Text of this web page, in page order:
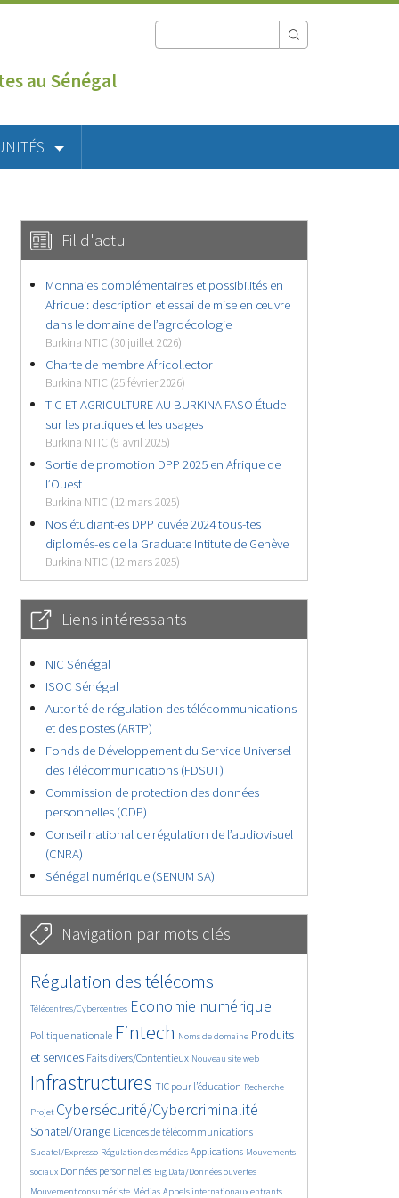
au Sénégal
Fil d'actu
Monnaies complémentaires et possibilités en
Afrique : description et essai de mise en œuvre
dans le domaine de l’agroécologie
Burkina NTIC (30 juillet 2026)
Charte de membre Africollector
Burkina NTIC (25 février 2026)
TIC ET AGRICULTURE AU BURKINA FASO Étude
sur les pratiques et les usages
Burkina NTIC (9 avril 2025)
Sortie de promotion DPP 2025 en Afrique de
l’Ouest
Burkina NTIC (12 mars 2025)
Nos étudiant-es DPP cuvée 2024 tous-tes
diplomés-es de la Graduate Intitute de Genève
Burkina NTIC (12 mars 2025)
Liens intéressants
NIC Sénégal
ISOC Sénégal
Autorité de régulation des télécommunications
et des postes (ARTP)
Fonds de Développement du Service Universel
des Télécommunications (FDSUT)
Commission de protection des données
personnelles (CDP)
Conseil national de régulation de l’audiovisuel
(CNRA)
Sénégal numérique (SENUM SA)
Navigation par mots clés
4612/5591
Régulation des télécoms
360/5591
Télécentres/Cybercentres
3702/5591 Economie numérique
1841/5591
Politique nationale
5169/5591 Fintech
675/5591
Noms de domaine
2375/5591
Produits
et services
1606/5591 Faits divers/Contentieux
820/5591 Nouveau site web
5591/5591
Infrastructures
1828/5591
TIC pour l’éducation
196/5591
Recherche
248/5591
Projet
3568/5591Cybersécurité/Cybercriminalité
2315/5591
Sonatel/Orange
1623/5591 Licences de télécommunications
286/5591
Sudatel/Expresso
1026/5591 Régulation des médias
1512/5591 Applications
1184/5591
Mouvements
sociaux
1660/5591Données personnelles
141/5591 Big Data/Données ouvertes
620/5591
Mouvement consumériste
371/5591 Médias
658/5591 Appels internationaux entrants
1736/5591